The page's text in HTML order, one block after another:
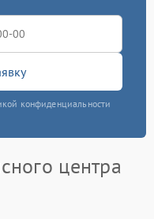
конфиденциальности
центра